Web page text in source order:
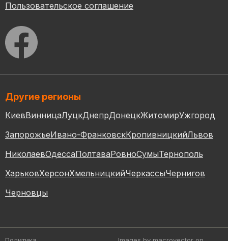
Пользовательское соглашение
Другие регионы
КиевВинницаЛуцкДнепрДонецкЖитомирУжгород
ЗапорожьеИвано-ФранковскКропивницкийЛьвов
НиколаевОдессаПолтаваРовноСумыТернополь
ХарьковХерсонХмельницкийЧеркассыЧернигов
Черновцы